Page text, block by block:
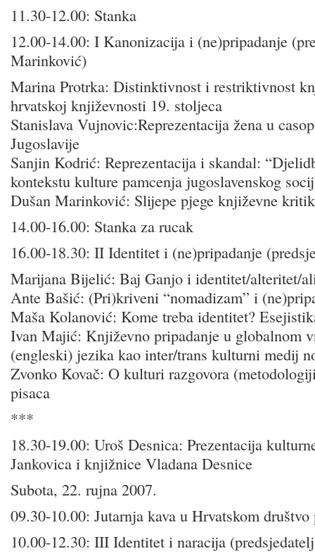
11.30-12.00: Stanka
12.00-14.00: I Kanonizacija i (ne)pripadanje
Marinković)
Marina Protrka: Distinktivnost i restriktivnost
hrvatskoj književnosti 19. stoljeca
Stanislava Vujnovic:Reprezentacija žena u
Jugoslavije
Sanjin Kodrić: Reprezentacija i skandal:
kontekstu kulture pamcenja jugoslavenskog
Dušan Marinković: Slijepe pjege književne
14.00-16.00: Stanka za rucak
16.00-18.30: II Identitet i (ne)pripadanje
Marijana Bijelić: Baj Ganjo i identitet/alteritet/
Ante Bašić: (Pri)kriveni “nomadizam” i
Maša Kolanović: Kome treba identitet?
Ivan Majić: Književno pripadanje u globalnom
(engleski) jezika kao inter/trans kulturni medij
Zvonko Kovač: O kulturi razgovora
pisaca
***
18.30-19.00: Uroš Desnica: Prezentacija
Jankovica i knjižnice Vladana Desnice
Subota, 22. rujna 2007.
09.30-10.00: Jutarnja kava u Hrvatskom društvo
10.00-12.30: III Identitet i naracija